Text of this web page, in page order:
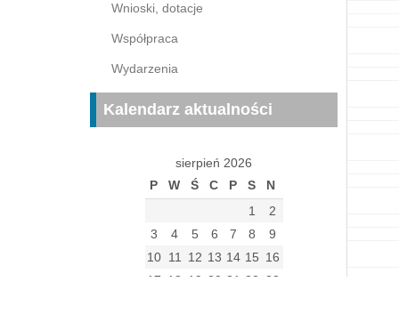
Wnioski, dotacje
Współpraca
Wydarzenia
Kalendarz aktualności
sierpień 2026
P
W Ś C P S N
1
2
3
4 5 6 7 8
9
10 11 12 13 14 15 16
17
18 19 20 21 22
23